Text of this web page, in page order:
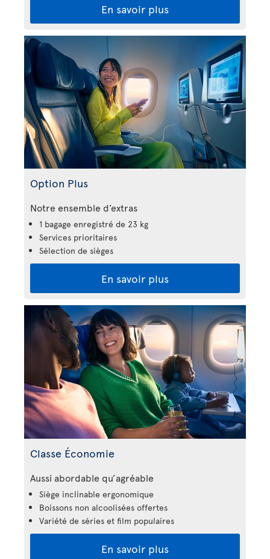
En savoir plus
Option Plus
Notre ensemble d’extras
1 bagage enregistré de 23 kg
Services prioritaires
Sélection de sièges
En savoir plus
Classe Économie
Aussi abordable qu’agréable
Siège inclinable ergonomique
Boissons non alcoolisées offertes
Variété de séries et film populaires
En savoir plus